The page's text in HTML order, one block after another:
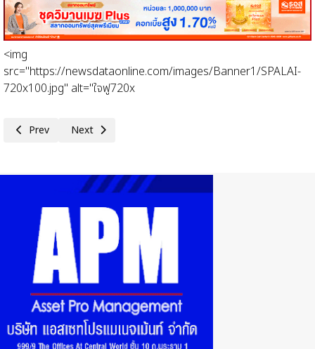
<img
src="https://newsdataonline.com/images/Banner1/SPALAI-
720x100.jpg" alt="ใจฟู720x
Previous article: ทำไม?...การซื้อขายทองคำกระทบเงินบาท
Prev Next article: กนง.มติเป็นเอกฉันท์ ให้ลดอัตราดอกเบี้ยนโยบา
Next